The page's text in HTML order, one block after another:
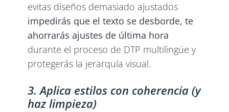
evitas diseños demasiado ajustados
impedirás que el texto se desborde, te
ahorrarás ajustes de última hora
durante el proceso de DTP multilingüe y
protegerás la jerarquía visual.
3. Aplica estilos con coherencia (y
haz limpieza)